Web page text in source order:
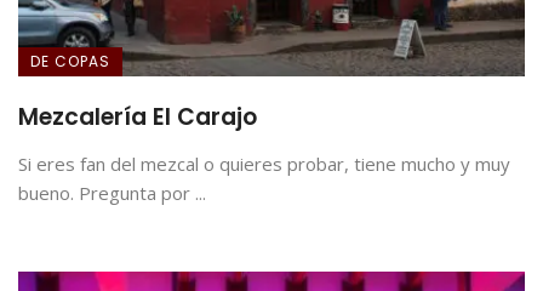
DE COPAS
Mezcalería El Carajo
Si eres fan del mezcal o quieres probar, tiene mucho y muy
bueno. Pregunta por ...